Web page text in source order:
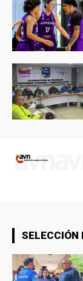
SELECCIÓN